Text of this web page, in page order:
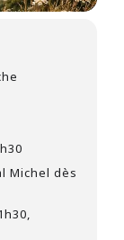
Michel dès